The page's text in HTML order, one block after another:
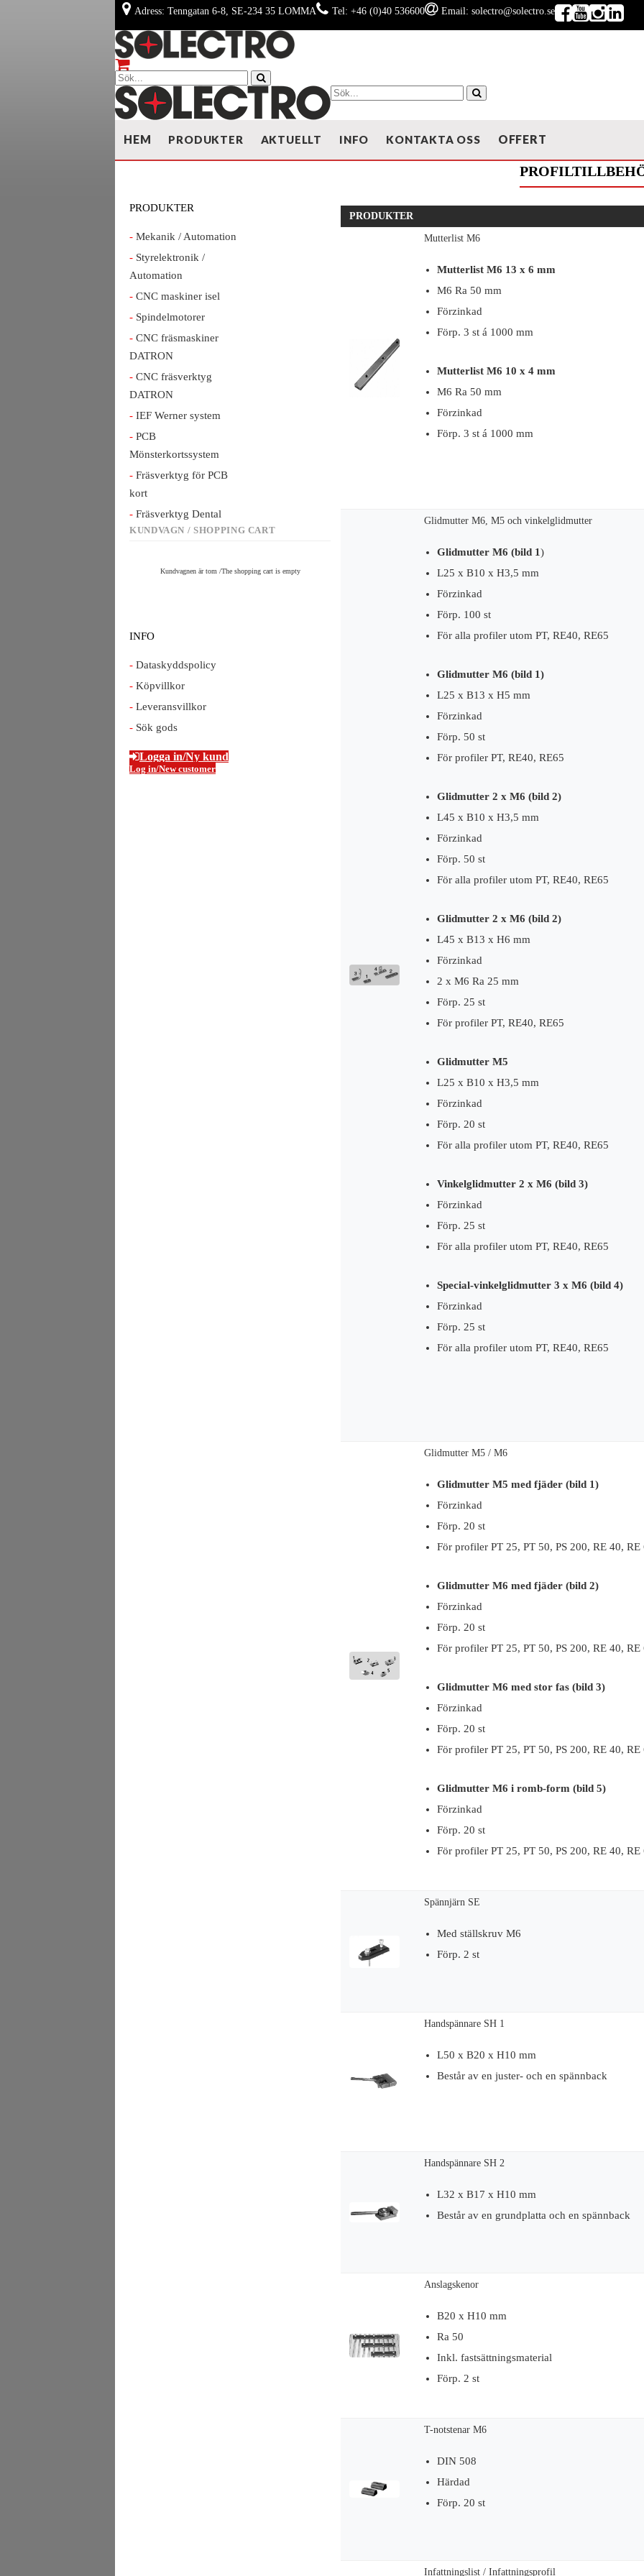
Adress: Tenngatan 6-8, SE-234 35 LOMMA Tel: +46 (0)40 536600 Email: solectro@solectro.se
HEM PRODUKTER AKTUELLT INFO KONTAKTA OSS OFFERT
PRODUKTER
Mekanik / Automation
Styrelektronik /
Automation
CNC maskiner isel
Spindelmotorer
CNC fräsmaskiner
DATRON
CNC fräsverktyg
DATRON
IEF Werner system
PCB
Mönsterkortssystem
Fräsverktyg för PCB
kort
Fräsverktyg Dental
KUNDVAGN / SHOPPING CART
Kundvagnen är tom /The shopping cart is empty
INFO
Dataskyddspolicy
Köpvillkor
Leveransvillkor
Sök gods
Logga in/Ny kund
Log in/New customer
PRODUKTER
Mutterlist M6
Mutterlist M6 13 x 6 mm
M6 Ra 50 mm
Förzinkad
Förp. 3 st á 1000 mm
Mutterlist M6 10 x 4 mm
M6 Ra 50 mm
Förzinkad
Förp. 3 st á 1000 mm
Glidmutter M6, M5 och vinkelglidmutter
Glidmutter M6 (bild 1)
L25 x B10 x H3,5 mm
Förzinkad
Förp. 100 st
För alla profiler utom PT, RE40, RE65
Glidmutter M6 (bild 1)
L25 x B13 x H5 mm
Förzinkad
Förp. 50 st
För profiler PT, RE40, RE65
Glidmutter 2 x M6 (bild 2)
L45 x B10 x H3,5 mm
Förzinkad
Förp. 50 st
För alla profiler utom PT, RE40, RE65
Glidmutter 2 x M6 (bild 2)
L45 x B13 x H6 mm
Förzinkad
2 x M6 Ra 25 mm
Förp. 25 st
För profiler PT, RE40, RE65
Glidmutter M5
L25 x B10 x H3,5 mm
Förzinkad
Förp. 20 st
För alla profiler utom PT, RE40, RE65
Vinkelglidmutter 2 x M6 (bild 3)
Förzinkad
Förp. 25 st
För alla profiler utom PT, RE40, RE65
Special-vinkelglidmutter 3 x M6 (bild 4)
Förzinkad
Förp. 25 st
För alla profiler utom PT, RE40, RE65
Glidmutter M5 / M6
Glidmutter M5 med fjäder (bild 1)
Förzinkad
Förp. 20 st
För profiler PT 25, PT 50, PS 200, RE 40, RE
Glidmutter M6 med fjäder (bild 2)
Förzinkad
Förp. 20 st
För profiler PT 25, PT 50, PS 200, RE 40, RE
Glidmutter M6 med stor fas (bild 3)
Förzinkad
Förp. 20 st
För profiler PT 25, PT 50, PS 200, RE 40, RE
Glidmutter M6 i romb-form (bild 5)
Förzinkad
Förp. 20 st
För profiler PT 25, PT 50, PS 200, RE 40, RE
Spännjärn SE
Med ställskruv M6
Förp. 2 st
Handspännare SH 1
L50 x B20 x H10 mm
Består av en juster- och en spännback
Handspännare SH 2
L32 x B17 x H10 mm
Består av en grundplatta och en spännback
Anslagskenor
B20 x H10 mm
Ra 50
Inkl. fastsättningsmaterial
Förp. 2 st
T-notstenar M6
DIN 508
Härdad
Förp. 20 st
Infattningslist / Infattningsprofil